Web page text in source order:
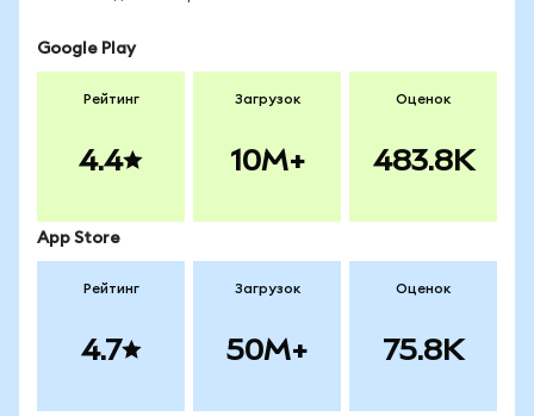
Google Play
Рейтинг
4.4
Загрузок
10M+
Оценок
483.8K
App Store
Рейтинг
4.7
Загрузок
50M+
Оценок
75.8K